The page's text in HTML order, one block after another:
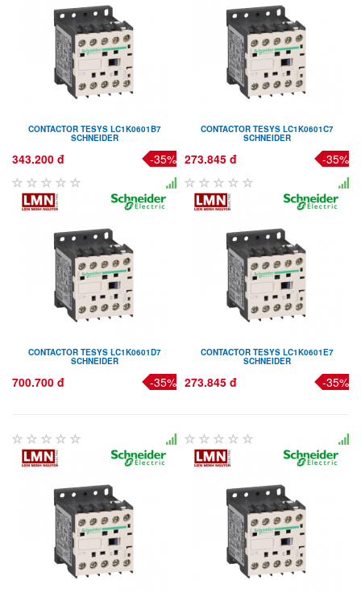
CONTACTOR TESYS LC1K0601B7
SCHNEIDER
343.200 đ -35%
CONTACTOR TESYS LC1K0601C7
SCHNEIDER
273.845 đ -35%
CONTACTOR TESYS LC1K0601D7
SCHNEIDER
700.700 đ -35%
CONTACTOR TESYS LC1K0601E7
SCHNEIDER
273.845 đ -35%